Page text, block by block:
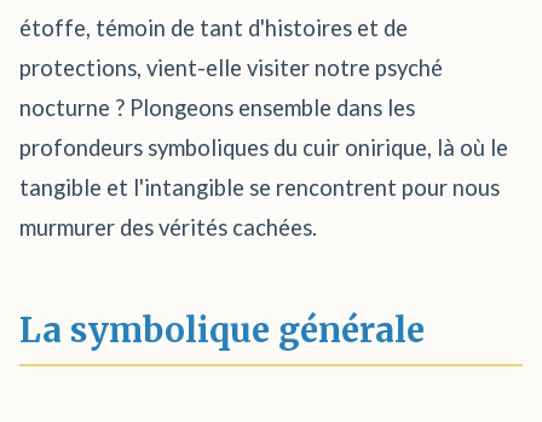
étoffe, témoin de tant d'histoires et de
protections, vient-elle visiter notre psyché
nocturne ? Plongeons ensemble dans les
profondeurs symboliques du cuir onirique, là où le
tangible et l'intangible se rencontrent pour nous
murmurer des vérités cachées.
La symbolique générale